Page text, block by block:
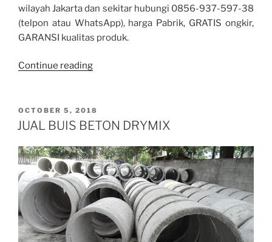
wilayah Jakarta dan sekitar hubungi 0856-937-597-38
(telpon atau WhatsApp), harga Pabrik, GRATIS ongkir,
GARANSI kualitas produk.
Continue reading“SUMUR
TULANGAN”
POSTED
ON
OCTOBER 5, 2018
JUAL BUIS BETON DRYMIX